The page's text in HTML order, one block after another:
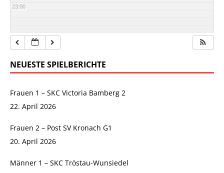
23:00
NEUESTE SPIELBERICHTE
Frauen 1 – SKC Victoria Bamberg 2
22. April 2026
Frauen 2 – Post SV Kronach G1
20. April 2026
Männer 1 – SKC Tröstau-Wunsiedel